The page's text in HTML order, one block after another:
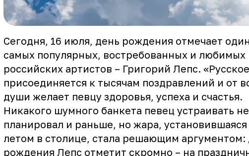
Сегодня, 16 июля, день рождения отмечает
самых популярных, востребованных и любимых
российских артистов – Григорий Лепс.
присоединяется к тысячам поздравлений и от
души желает певцу здоровья, успеха и счастья.
Никакого шумного банкета певец устраивать не
планировал и раньше, но жара,
летом в столице, стала решающим аргументом:
рождения Лепс отметит скромно – на